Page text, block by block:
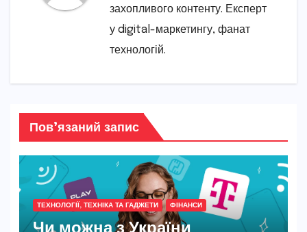
захопливого контенту. Експерт
у digital-маркетингу, фанат
технологій.
Пов’язаний запис
ТЕХНОЛОГІЇ, ТЕХНІКА ТА ГАДЖЕТИ ФІНАНСИ
Чи можна з України